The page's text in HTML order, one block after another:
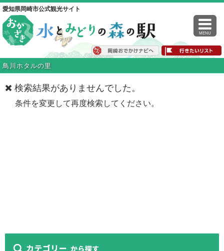
愛知県岡崎市公式観光サイト
MENU
鳥川ホタルの里
検索結果がありませんでした。
条件を変更して再度検索してください。